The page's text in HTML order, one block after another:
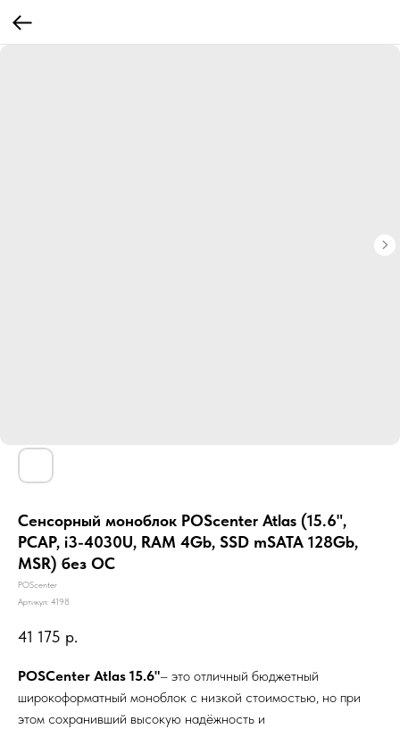
Сенсорный моноблок POScenter Atlas (15.6",
PCAP, i3-4030U, RAM 4Gb, SSD mSATA 128Gb,
MSR) без ОС
POScenter
Артикул: 4198
41 175 р.
POSСenter Atlas 15.6"– это отличный бюджетный
широкоформатный моноблок c низкой стоимостью, но при
этом сохранивший высокую надёжность и